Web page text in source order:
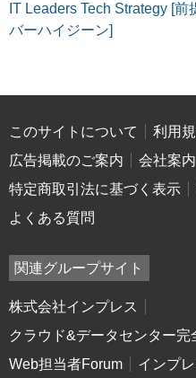
IT Leaders Tech Strategy [
バーハイジーン]
このサイトについて 利用
広告掲載のご案内
会社案内
特定商取引法に基づく表示
よくある質問
関連グループサイト
株式会社インプレス
クラウド&データセンター完
Web担当者Forum
インプ